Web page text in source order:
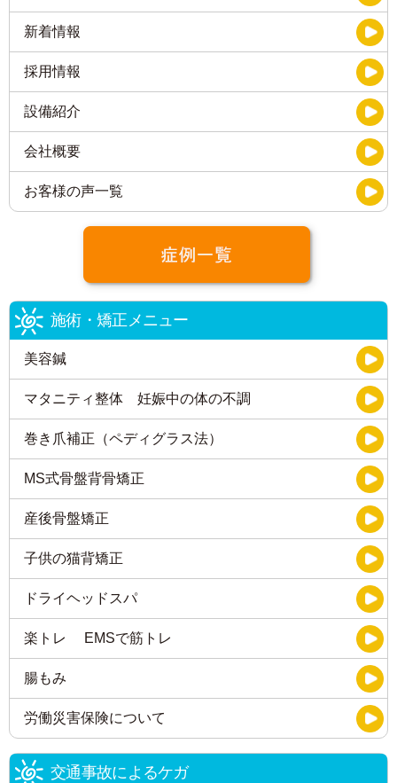
新着情報
採用情報
設備紹介
会社概要
お客様の声一覧
施術・矯正メニュー
美容鍼
マタニティ整体 妊娠中の体の不調
巻き爪補正（ペディグラス法）
MS式骨盤背骨矯正
産後骨盤矯正
子供の猫背矯正
ドライヘッドスパ
楽トレ EMSで筋トレ
腸もみ
労働災害保険について
交通事故によるケガ